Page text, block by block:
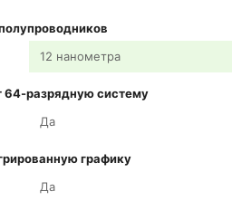
12 нанометра
64-разрядную систему
Да
графику
Да